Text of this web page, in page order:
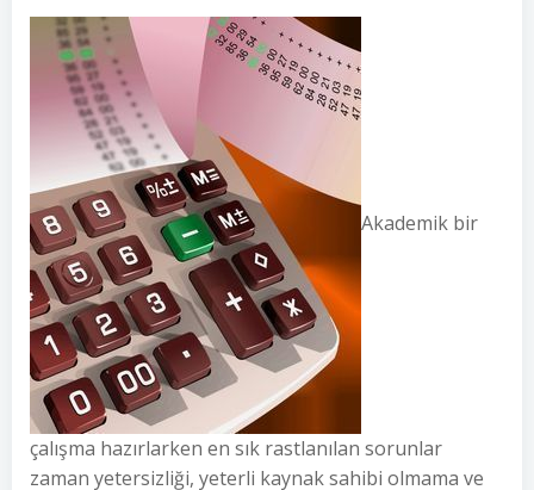
Akademik bir
çalışma hazırlarken en sık rastlanılan sorunlar
zaman yetersizliği, yeterli kaynak sahibi olmama ve